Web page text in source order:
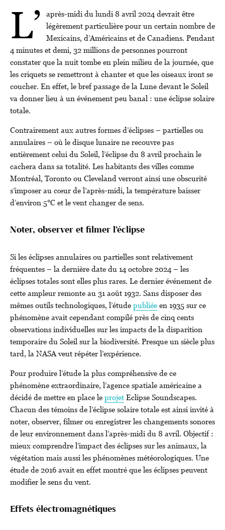
L’ après-midi du lundi 8 avril 2024 devrait être
légèrement particulière pour un certain nombre de
Mexicains, d’Américains et de Canadiens. Pendant
4 minutes et demi, 32 millions de personnes pourront
constater que la nuit tombe en plein milieu de la journée, que
les criquets se remettront à chanter et que les oiseaux iront se
coucher. En effet, le bref passage de la Lune devant le Soleil
va donner lieu à un événement peu banal : une éclipse solaire
totale.
Contrairement aux autres formes d’éclipses – partielles ou
annulaires – où le disque lunaire ne recouvre pas
entièrement celui du Soleil, l’éclipse du 8 avril prochain le
cachera dans sa totalité. Les habitants des villes comme
Montréal, Toronto ou Cleveland verront ainsi une obscurité
s’imposer au cœur de l’après-midi, la température baisser
d’environ 5°C et le vent changer de sens.
Noter, observer et filmer l’éclipse
Si les éclipses annulaires ou partielles sont relativement
fréquentes – la dernière date du 14 octobre 2024 – les
éclipses totales sont elles plus rares. Le dernier événement de
cette ampleur remonte au 31 août 1932. Sans disposer des
mêmes outils technologiques, l’étudepubliéeen 1935 sur ce
phénomène avait cependant compilé près de cinq cents
observations individuelles sur les impacts de la disparition
temporaire du Soleil sur la biodiversité. Presque un siècle plus
tard, la NASA veut répéter l’expérience.
Pour produire l’étude la plus compréhensive de ce
phénomène extraordinaire, l’agence spatiale américaine a
décidé de mettre en place leprojetEclipse Soundscapes.
Chacun des témoins de l’éclipse solaire totale est ainsi invité à
noter, observer, filmer ou enregistrer les changements sonores
de leur environnement dans l’après-midi du 8 avril. Objectif :
mieux comprendre l’impact des éclipses sur les animaux, la
végétation mais aussi les phénomènes météorologiques. Une
étude de 2016 avait en effet montré que les éclipses peuvent
modifier le sens du vent.
Effets électromagnétiques